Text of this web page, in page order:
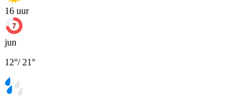
16 uur
jun
12°/ 21°